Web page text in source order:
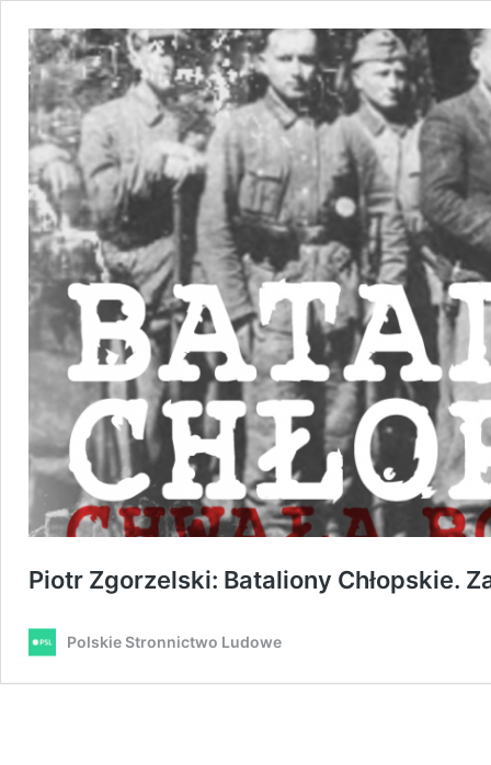
Piotr Zgorzelski: Bataliony Chłopskie.
Polskie Stronnictwo Ludowe